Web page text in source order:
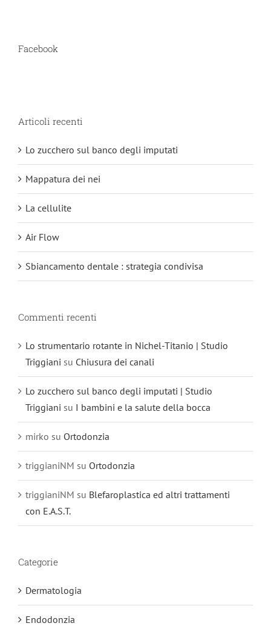
Facebook
Articoli recenti
Lo zucchero sul banco degli imputati
Mappatura dei nei
La cellulite
Air Flow
Sbiancamento dentale : strategia condivisa
Commenti recenti
Lo strumentario rotante in Nichel-Titanio | Studio
Triggiani su Chiusura dei canali
Lo zucchero sul banco degli imputati | Studio
Triggiani su I bambini e la salute della bocca
mirko su Ortodonzia
triggianiNM su Ortodonzia
triggianiNM su Blefaroplastica ed altri trattamenti
con E.A.S.T.
Categorie
Dermatologia
Endodonzia